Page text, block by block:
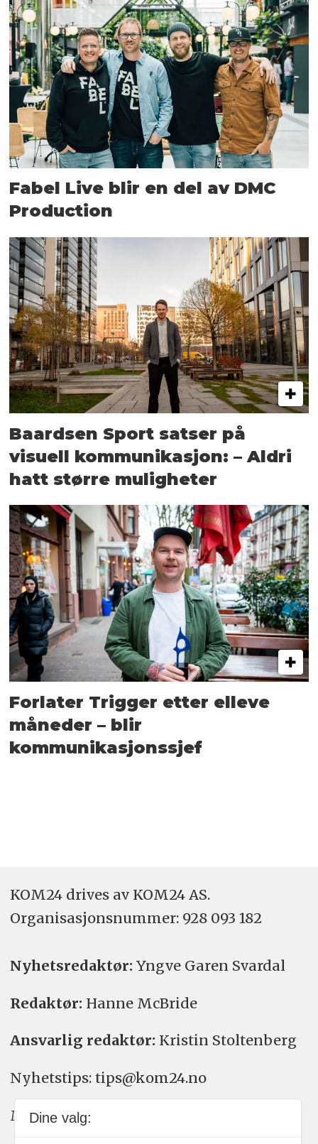
Fabel Live blir en del av DMC
Production
Baardsen Sport satser på
visuell kommunikasjon: – Aldri
hatt større muligheter
Forlater Trigger etter elleve
måneder – blir
kommunikasjonssjef
KOM24 drives av KOM24 AS.
Organisasjons­nummer: 928 093 182
Nyhetsredaktør: Yngve Garen Svardal
Redaktør: Hanne McBride
Ansvarlig redaktør: Kristin Stoltenberg
Nyhetstips: tips@kom24.no
Meninger: meninger@kom24.no
Dine valg: